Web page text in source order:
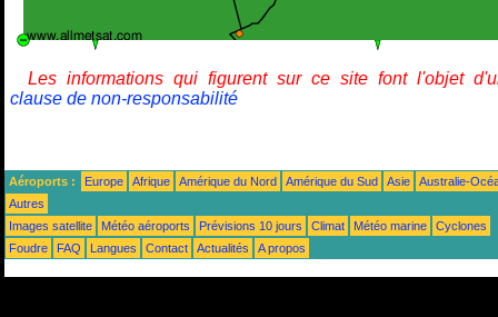
Les informations qui figurent sur ce site font l'objet
clause de non-responsabilité
Aéroports : Europe Afrique Amérique du Nord Amérique du Sud Asie
Australie-
Autres
Images satellite
Météo aéroports Prévisions 10 jours Climat Météo marine
Cyclones
Foudre
FAQ Langues Contact Actualités A propos